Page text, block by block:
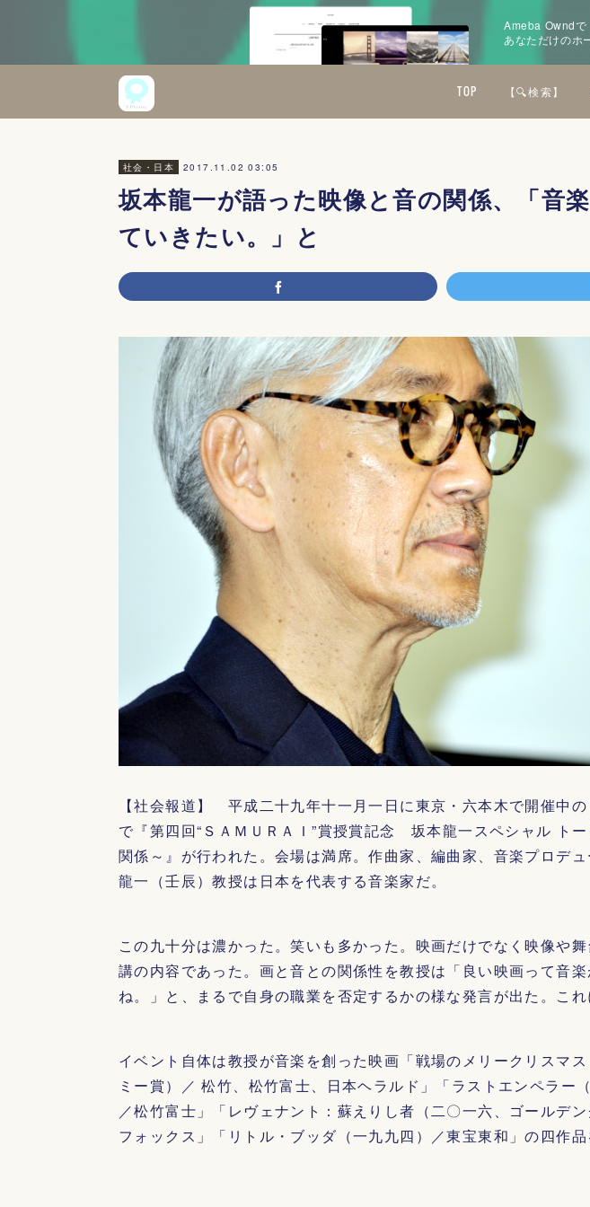
Ameba Owndで
あなただけのホ
TOP 【🔍検索】
社会・日本 2017.11.02 03:05
坂本龍一が語った映像と音の関係、「音
ていきたい。」と
【社会報道】 平成二十九年十一月一日に東京・六本木で開催中
で『第四回“ＳＡＭＵＲＡＩ”賞授賞記念 坂本龍一スペシャル ト
関係～』が行われた。会場は満席。作曲家、編曲家、音楽プロデ
龍一（壬辰）教授は日本を代表する音楽家だ。
この九十分は濃かった。笑いも多かった。映画だけでなく映像や
講の内容であった。画と音との関係性を教授は「良い映画って音
ね。」と、まるで自身の職業を否定するかの様な発言が出た。これ
イベント自体は教授が音楽を創った映画「戦場のメリークリスマ
ミー賞）／ 松竹、松竹富士、日本ヘラルド」「ラストエンペラー
／松竹富士」「レヴェナント：蘇えりし者（二〇一六、ゴールデ
フォックス」「リトル・ブッダ（一九九四）／東宝東和」の四作品